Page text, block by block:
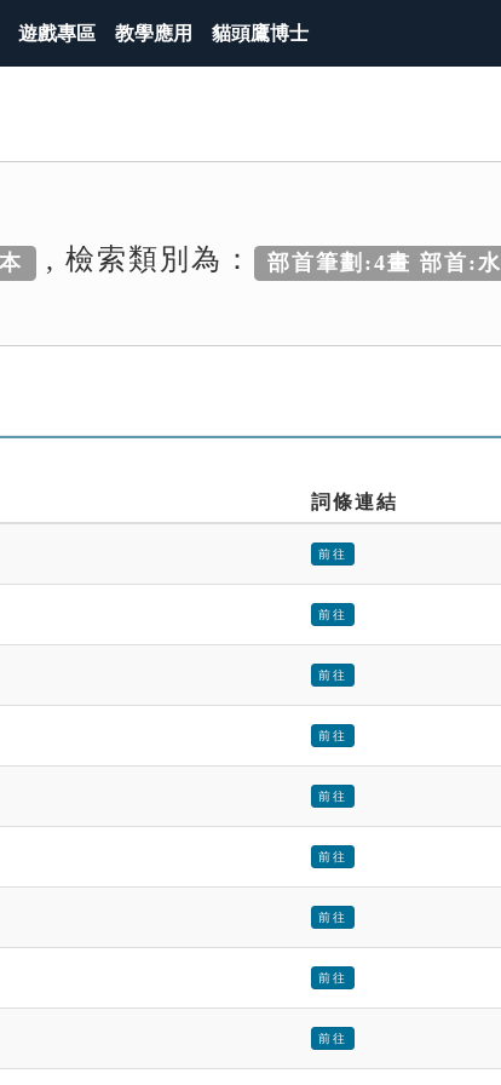
遊戲專區 教學應用 貓頭鷹博士
, 檢索類別為： 部首筆劃:4畫 部首:水
詞條連結
前往
前往
前往
前往
前往
前往
前往
前往
前往